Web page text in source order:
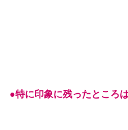
●特に印象に残ったところ